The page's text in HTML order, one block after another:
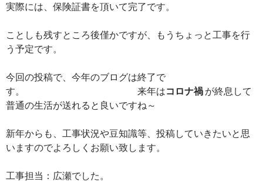
実際には、保険証書を頂いて完了です。
ことしも残すところ後僅かですが、もうちょっと工事を行
う予定です。
今回の投稿で、今年のブログは終了で
す。 来年はコロナ禍 が終息して
普通の生活が送れると良いですね～
新年からも、工事状況や豆知識等、投稿していきたいと思
いますのでよろしくお願い致します。
工事担当：広瀬でした。